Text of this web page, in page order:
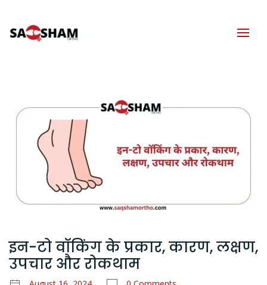
इन-टो वॉकिंग के प्रकार, कारण, लक्षण,
उपचार और रोकथाम